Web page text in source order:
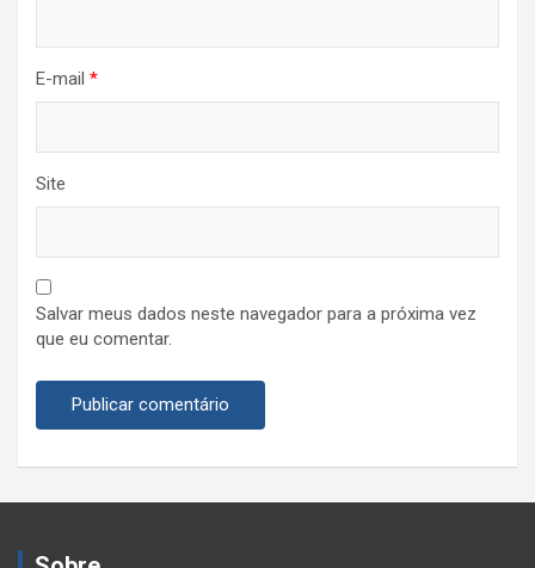
E-mail *
Site
Salvar meus dados neste navegador para a próxima vez
que eu comentar.